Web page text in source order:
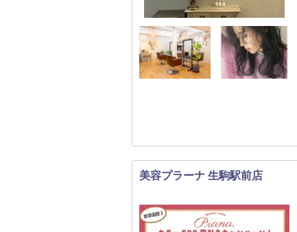
美容プラーナ 生駒駅前店